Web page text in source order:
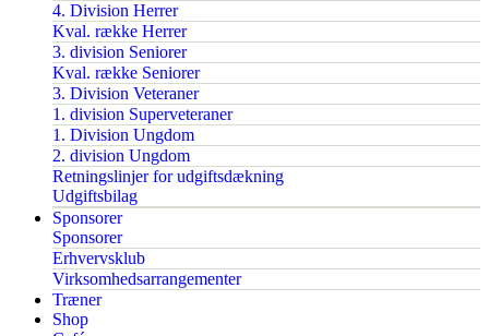
4. Division Herrer
Kval. række Herrer
3. division Seniorer
Kval. række Seniorer
3. Division Veteraner
1. division Superveteraner
1. Division Ungdom
2. division Ungdom
Retningslinjer for udgiftsdækning
Udgiftsbilag
Sponsorer
Sponsorer
Erhvervsklub
Virksomhedsarrangementer
Træner
Shop